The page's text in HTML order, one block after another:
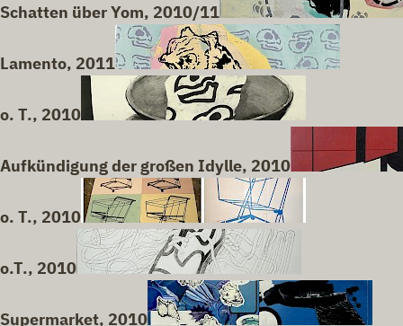
Schatten über Yom, 2010/11
Lamento, 2011
o. T., 2010
Aufkündigung der großen Idylle, 2010
o. T., 2010
o.T., 2010
Supermarket, 2010